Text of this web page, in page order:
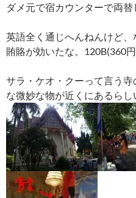
ダメ元で宿カウンターで両替
英語全く通じへんねんけど
賄賂が効いたな。120B(360
サラ・ケオ・クーって言う
な微妙な物が近くにあるらし